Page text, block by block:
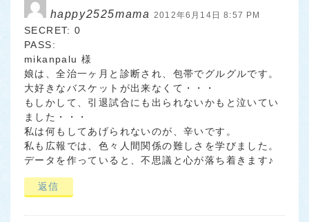
happy2525mama 2012年6月14日 8:57 PM
SECRET: 0
PASS:
mikanpalu 様
娘は、全治一ヶ月と診断され、包帯でグルグルです。
大好きなバスケットが出来なくて・・・
もしかして、引退試合にも出られないかもと泣いてい
ました・・・
私は何もしてあげられないのが、辛いです。
私も広報では、色々人間関係の難しさを学びました。
データを作っていると、不思議と心が落ち着きます♪
返信